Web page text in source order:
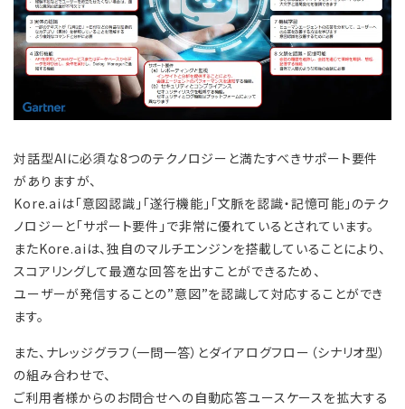
対話型AIに必須な8つのテクノロジーと満たすべきサポート要件
がありますが、
Kore.aiは「意図認識」「遂行機能」「文脈を認識・記憶可能」のテク
ノロジーと「サポート要件」で非常に優れているとされています。
またKore.aiは、独自のマルチエンジンを搭載していることにより、
スコアリングして最適な回答を出すことができるため、
ユーザーが発信することの”意図”を認識して対応することができ
ます。
また、ナレッジグラフ（一問一答）とダイアログフロー（シナリオ型）
の組み合わせで、
ご利用者様からのお問合せへの自動応答ユースケースを拡大する